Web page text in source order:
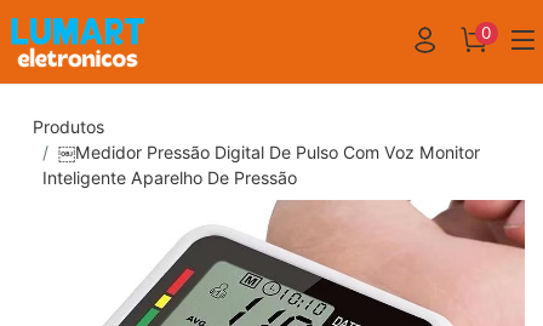
0
Produtos
￼Medidor Pressão Digital De Pulso Com Voz Monitor
Inteligente Aparelho De Pressão